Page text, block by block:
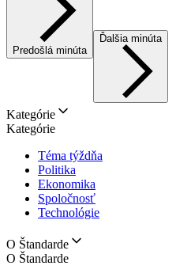
Predošlá minúta
Ďalšia minúta
Kategórie
Kategórie
Téma týždňa
Politika
Ekonomika
Spoločnosť
Technológie
O Štandarde
O Štandarde